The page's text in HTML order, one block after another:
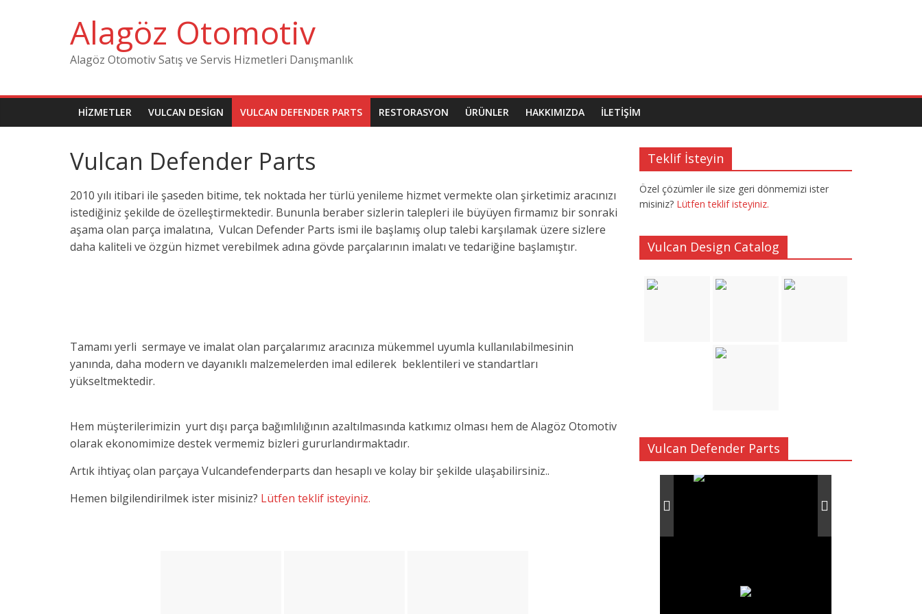
Alagöz Otomotiv
Alagöz Otomotiv Satış ve Servis Hizmetleri Danışmanlık
HIZMETLER VULCAN DESIGN VULCAN DEFENDER PARTS RESTORASYON ÜRÜNLER HAKKIMIZDA İLETIŞIM
Vulcan Defender Parts
2010 yılı itibari ile şaseden bitime, tek noktada her türlü yenileme hizmet vermekte olan şirketimiz aracınızı
istediğiniz şekilde de özelleştirmektedir. Bununla beraber sizlerin talepleri ile büyüyen firmamız bir sonraki
aşama olan parça imalatına, Vulcan Defender Parts ismi ile başlamış olup talebi karşılamak üzere sizlere
daha kaliteli ve özgün hizmet verebilmek adına gövde parçalarının imalatı ve tedariğine başlamıştır.
Tamamı yerli sermaye ve imalat olan parçalarımız aracınıza mükemmel uyumla kullanılabilmesinin
yanında, daha modern ve dayanıklı malzemelerden imal edilerek beklentileri ve standartları
yükseltmektedir.
Hem müşterilerimizin yurt dışı parça bağımlılığının azaltılmasında katkımız olması hem de Alagöz Otomotiv
olarak ekonomimize destek vermemiz bizleri gururlandırmaktadır.
Artık ihtiyaç olan parçaya Vulcandefenderparts dan hesaplı ve kolay bir şekilde ulaşabilirsiniz..
Hemen bilgilendirilmek ister misiniz? Lütfen teklif isteyiniz.
Teklif İsteyin
Özel çözümler ile size geri dönmemizi ister
misiniz? Lütfen teklif isteyiniz.
Vulcan Design Catalog
Vulcan Defender Parts